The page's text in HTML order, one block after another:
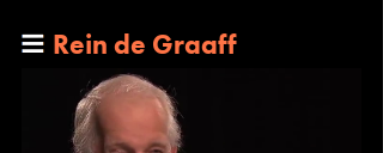
Rein de Graaff